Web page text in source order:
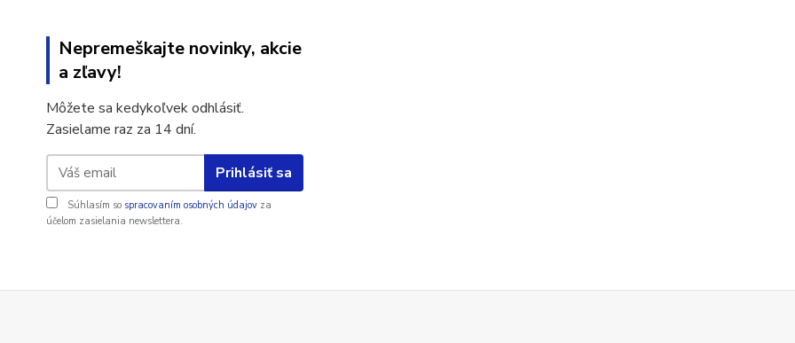
Nepremeškajte novinky, akcie
a zľavy!
Môžete sa kedykoľvek odhlásiť.
Zasielame raz za 14 dní.
Prihlásiť sa
Súhlasím so spracovaním osobných údajov za
účelom zasielania newslettera.